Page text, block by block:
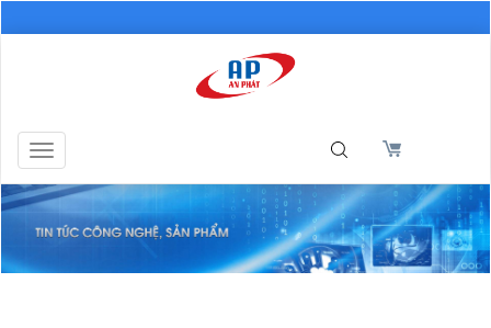
Toggle
navigation